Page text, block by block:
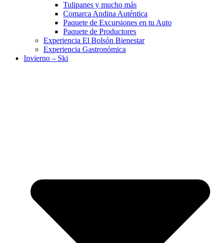
Tulipanes y mucho más
Comarca Andina Auténtica
Paquete de Excursiones en tu Auto
Paquete de Productores
Experiencia El Bolsón Bienestar
Experiencia Gastronómica
Invierno – Ski